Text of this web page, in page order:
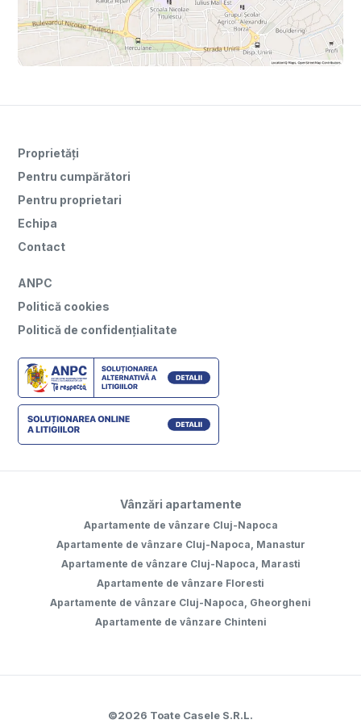
Proprietăți
Pentru cumpărători
Pentru proprietari
Echipa
Contact
ANPC
Politică cookies
Politică de confidențialitate
Vânzări apartamente
Apartamente de vânzare Cluj-Napoca
Apartamente de vânzare Cluj-Napoca, Manastur
Apartamente de vânzare Cluj-Napoca, Marasti
Apartamente de vânzare Floresti
Apartamente de vânzare Cluj-Napoca, Gheorgheni
Apartamente de vânzare Chinteni
©2026 Toate Casele S.R.L.